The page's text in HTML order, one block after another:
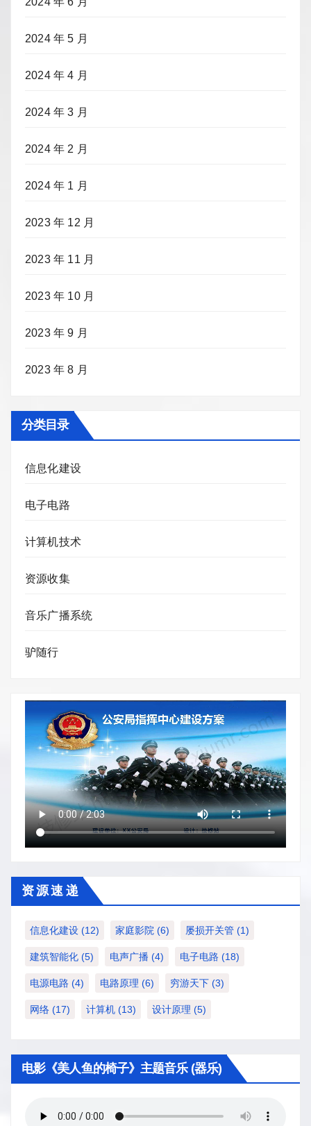
2024 年 5 月
2024 年 4 月
2024 年 3 月
2024 年 2 月
2024 年 1 月
2023 年 12 月
2023 年 11 月
2023 年 10 月
2023 年 9 月
2023 年 8 月
分类目录
信息化建设
电子电路
计算机技术
资源收集
音乐广播系统
驴随行
资 源 速 递
信息化建设 (12) 家庭影院 (6) 屡损开关管 (1)
建筑智能化 (5) 电声广播 (4) 电子电路 (18)
电源电路 (4) 电路原理 (6) 穷游天下 (3)
网络 (17) 计算机 (13) 设计原理 (5)
电影《美人鱼的椅子》主题音乐 (器乐)